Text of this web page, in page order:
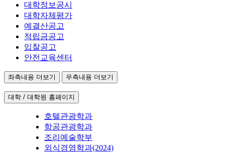
대학정보공시
대학자체평가
예결산공고
적립금공고
입찰공고
안전교육센터
좌측내용 더보기 우측내용 더보기
대학 / 대학원 홈페이지
호텔관광학과
항공관광학과
조리예술학부
외식경영학과(2024)